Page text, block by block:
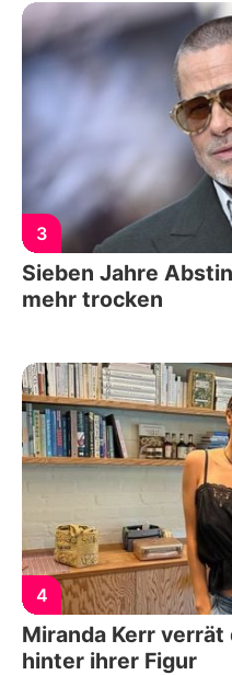
3
Sieben Jahre
mehr trocken
4
Miranda Kerr
hinter ihrer Figur